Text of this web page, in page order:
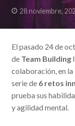
28 noviembre,
El pasado 24 de
de Team Building
colaboración, en
serie de 6 retos
prueba sus
y agilidad mental.